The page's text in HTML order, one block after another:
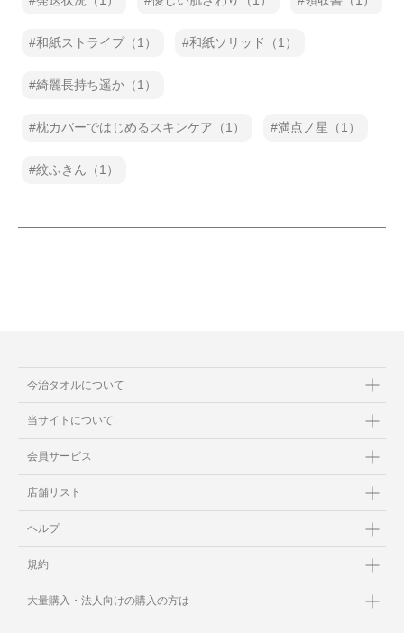
和紙ストライプ（1） 和紙ソリッド（1）
綺麗長持ち遥か（1）
枕カバーではじめるスキンケア（1） 満点ノ星（1）
紋ふきん（1）
今治タオルについて
当サイトについて
会員サービス
店舗リスト
ヘルプ
規約
大量購入・法人向けの購入の方は